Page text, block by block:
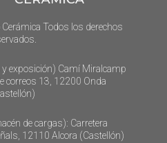
Todos los derechos
exposición) Camí Miralcamp
correos 13, 12200 Onda
de cargas): Carretera
12110 Alcora (Castellón)